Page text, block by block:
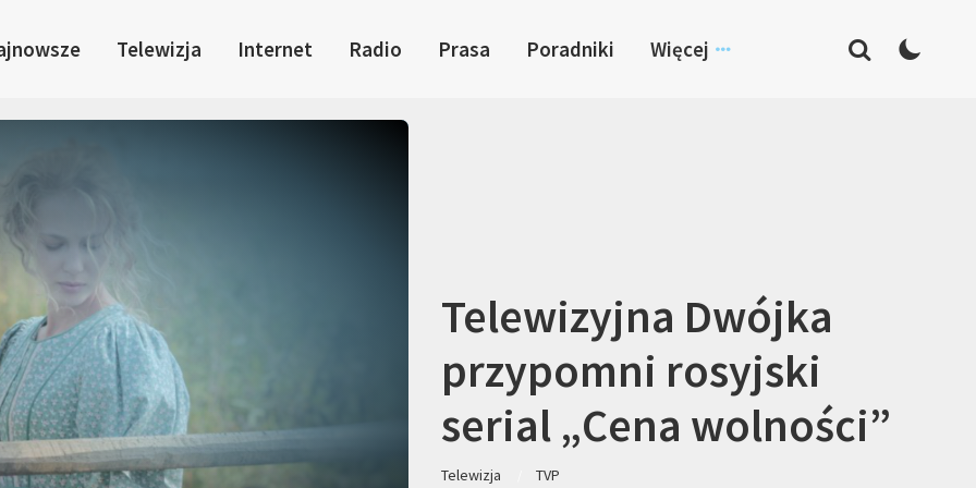
Telewizja Internet Radio Prasa Poradniki Więcej
Telewizyjna Dwójka
przypomni rosyjski
serial „Cena wolności”
Telewizja TVP